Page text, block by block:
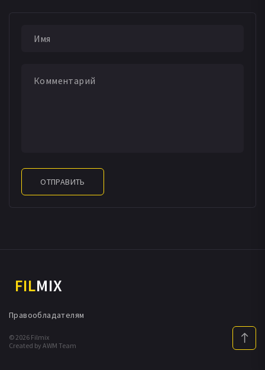
ОТПРАВИТЬ
FILMIX
© 2026 Filmix
Created by AWM Team
Правообладателям